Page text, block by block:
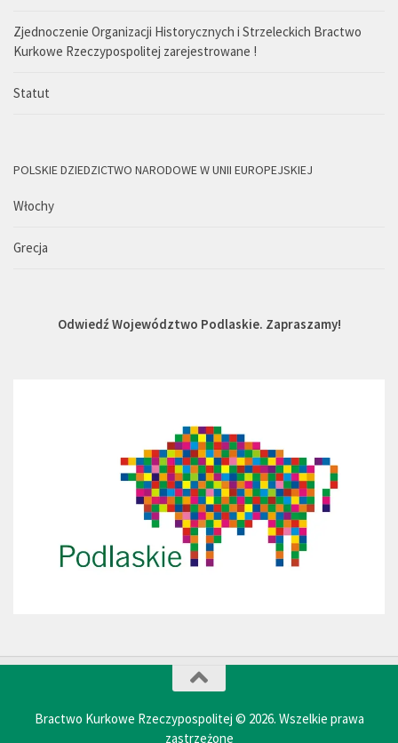
Zjednoczenie Organizacji Historycznych i Strzeleckich Bractwo
Kurkowe Rzeczypospolitej zarejestrowane !
Statut
POLSKIE DZIEDZICTWO NARODOWE W UNII EUROPEJSKIEJ
Włochy
Grecja
Odwiedź Województwo Podlaskie. Zapraszamy!
Bractwo Kurkowe Rzeczypospolitej © 2026. Wszelkie prawa
zastrzeżone